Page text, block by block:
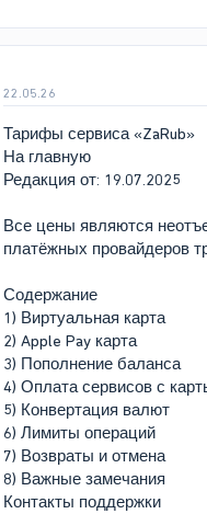
22.05.26
Тарифы сервиса «ZaRub»
На главную
Редакция от: 19.07.2025
Все цены являются
платёжных провайдеров
Содержание
1) Виртуальная карта
2) Apple Pay карта
3) Пополнение баланса
4) Оплата сервисов с
5) Конвертация валют
6) Лимиты операций
7) Возвраты и отмена
8) Важные замечания
Контакты поддержки